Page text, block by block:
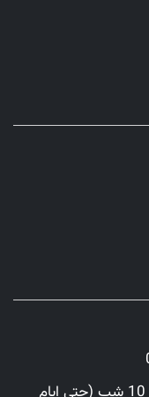
ساعت کاری : از ساعت ۹ صبح تا 10 شب (حتی ایام